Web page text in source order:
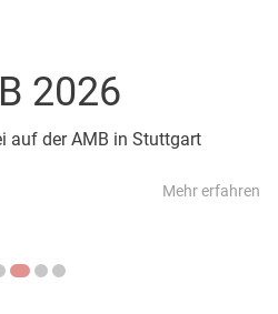
2026
auf der AMB in Stuttgart
Mehr erfahren